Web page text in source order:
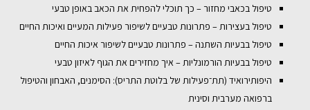
טיפול בכאבי מחזור – כך תוכלי להפחית את הכאב באופן טבעי
טיפול בעצירות – פתרונות טבעיים לשיפור פעילות המעיים ואיכות החיים
טיפול בבעיות השתנה – פתרונות טבעיים לשיפור איכות החיים
טיפול בבעיות הורמונליות – איך מחזירים את הגוף לאיזון טבעי
היפותירואיד (תת־פעילות של בלוטת התריס): הסימנים, האבחון והטיפול
ברפואה מערבית וסינית